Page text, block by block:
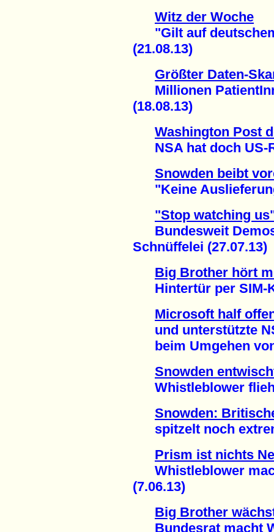
Witz der Woche
"Gilt auf
(21.08.13)
Größter Daten-
Millionen
(18.08.13)
Washington Post
NSA hat doch US-
Snowden beibt
"Keine
"Stop watching
Bundesweit
Schnüffelei (27.07.13)
Big Brother hört
Hintertür per SIM-
Microsoft half
und unterstützte
beim Umgehen von
Snowden
Whistleblower flieht
Snowden:
spitzelt noch
Prism ist nichts
Whistleblower
(7.06.13)
Big Brother
Bundesrat macht